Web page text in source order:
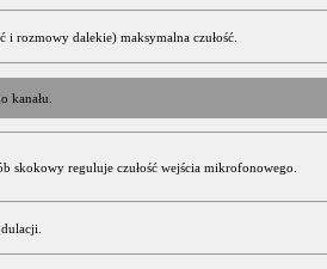
i rozmowy dalekie) maksymalna czułość.
kanału.
skokowy reguluje czułość wejścia mikrofonowego.